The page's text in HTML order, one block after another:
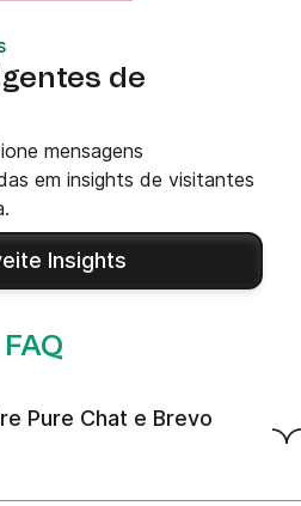
de
mensagens
em insights de visitantes
Insights
FAQ
Pure Chat e Brevo